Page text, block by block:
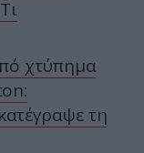
χτύπημα
τη